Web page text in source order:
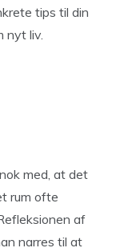
tips til din
nyt liv.
med, at det
rum ofte
af
narres til at